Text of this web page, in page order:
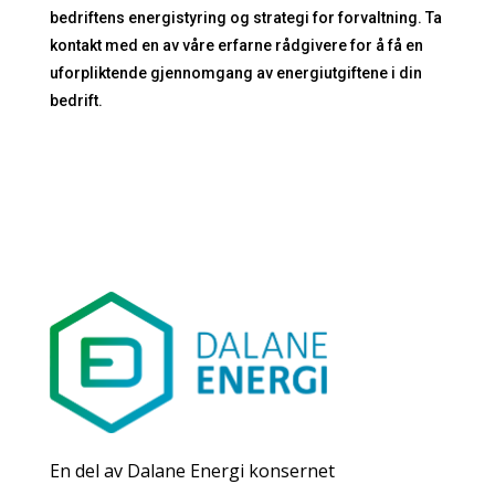
bedriftens energistyring og strategi for forvaltning. Ta
kontakt med en av våre erfarne rådgivere for å få en
uforpliktende gjennomgang av energiutgiftene i din
bedrift.
En del av Dalane Energi konsernet